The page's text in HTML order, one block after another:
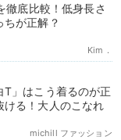
徹底比較！低身長さ
ちが正解？
Kim．
」はこう着るのが正
る！大人のこなれ
michill ファッション